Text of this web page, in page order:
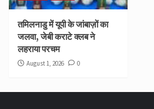
तमिलनाडु में यूपी के जांबाज़ों का
जलवा, जेबी कराटे क्लब ने
लहराया परचम
August 1, 2026 0